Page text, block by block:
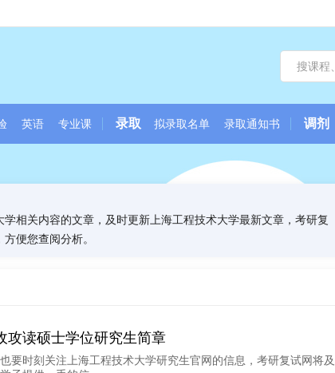
英语 专业课 录取 拟录取名单 录取通知书 调剂
相关内容的文章，及时更新上海工程技术大学最新文章，考研复
便您查阅分析。
攻读硕士学位研究生简章
要时刻关注上海工程技术大学研究生官网的信息，考研复试网将及